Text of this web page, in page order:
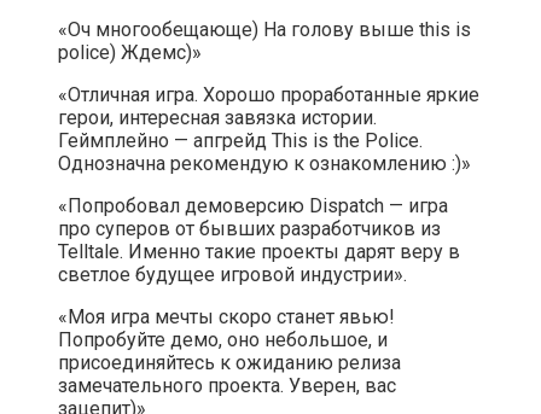
«Оч многообещающе) На голову выше this is
police) Ждемс)»
«Отличная игра. Хорошо проработанные яркие
герои, интересная завязка истории.
Геймплейно — апгрейд This is the Police.
Однозначна рекомендую к ознакомлению :)»
«Попробовал демоверсию Dispatch — игра
про суперов от бывших разработчиков из
Telltale. Именно такие проекты дарят веру в
светлое будущее игровой индустрии».
«Моя игра мечты скоро станет явью!
Попробуйте демо, оно небольшое, и
присоединяйтесь к ожиданию релиза
замечательного проекта. Уверен, вас
зацепит)»